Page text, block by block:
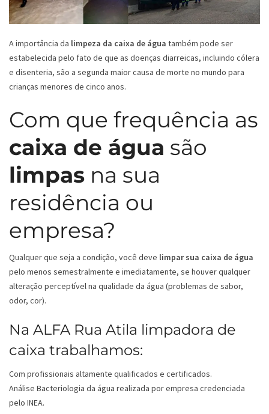
A importância da limpeza da caixa de água também pode ser
estabelecida pelo fato de que as doenças diarreicas, incluindo cólera
e disenteria, são a segunda maior causa de morte no mundo para
crianças menores de cinco anos.
Com que frequência as
caixa de água são
limpas na sua
residência ou
empresa?
Qualquer que seja a condição, você deve limpar sua caixa de água
pelo menos semestralmente e imediatamente, se houver qualquer
alteração perceptível na qualidade da água (problemas de sabor,
odor, cor).
Na ALFA Rua Atila limpadora de
caixa trabalhamos:
Com profissionais altamente qualificados e certificados.
Análise Bacteriologia da água realizada por empresa credenciada
pelo INEA.